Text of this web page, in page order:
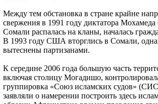
Между тем обстановка в стране крайне
свержения в 1991 году диктатора Мохамеда
Сомали распалась на кланы, началась
В 1993 году США вторглись в Сомали,
вытеснены партизанами.
К середине 2006 года большую часть
включая столицу Могадишо,
группировка «Союз исламских судов»
заявляли о намерении построить здесь